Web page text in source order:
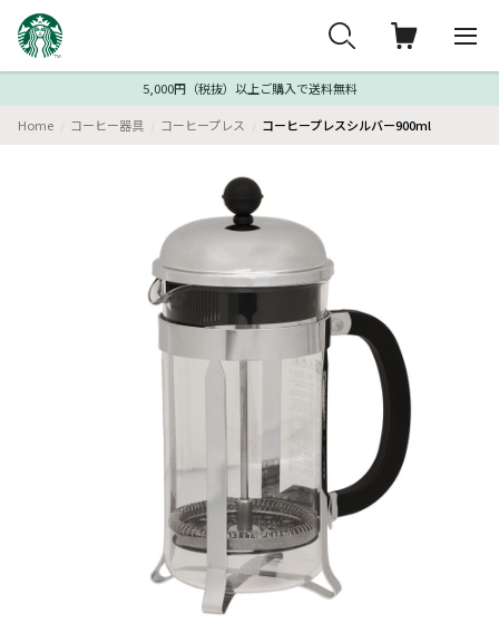
5,000円（税抜）以上ご購入で送料無料
Home コーヒー器具 コーヒープレス コーヒープレスシルバー900ml